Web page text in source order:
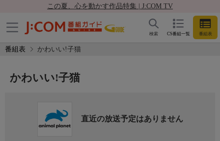
この夏、心を動かす作品特集 | J:COM TV
CS番組一覧 番組表
検索
番組表 かわいい!子猫
かわいい!子猫
直近の放送予定はありません